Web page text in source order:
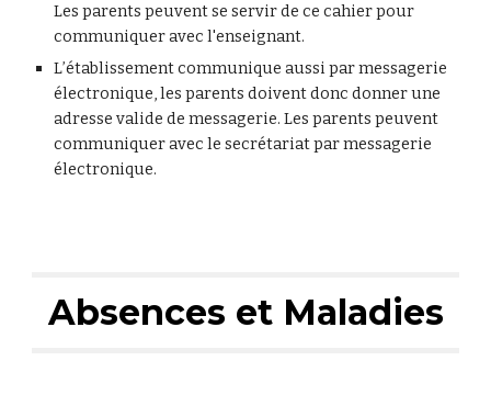
Les parents peuvent se servir de ce cahier pour
communiquer avec l'enseignant.
L’établissement communique aussi par messagerie
électronique, les parents doivent donc donner une
adresse valide de messagerie. Les parents peuvent
communiquer avec le secrétariat par messagerie
électronique.
Absences et Maladies